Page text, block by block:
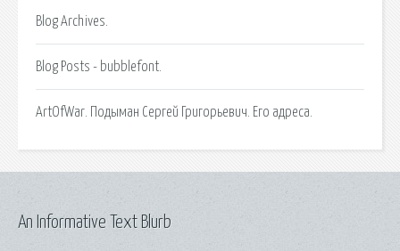
Blog Archives.
Blog Posts - bubblefont.
ArtOfWar. Подыман Сергей Григорьевич. Его адреса.
An Informative Text Blurb